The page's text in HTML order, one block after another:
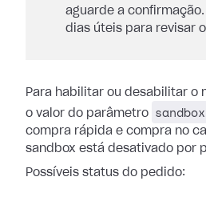
aguarde a
dias úteis para revisar
Para habilitar ou desabilitar o
o valor do parâmetro
sandbox
compra rápida e compra no
sandbox está desativado por
Possíveis status do pedido: